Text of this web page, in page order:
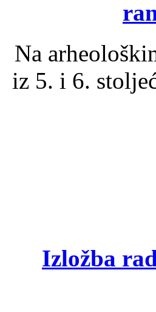
Na
iz 5. i 6.
Izložba